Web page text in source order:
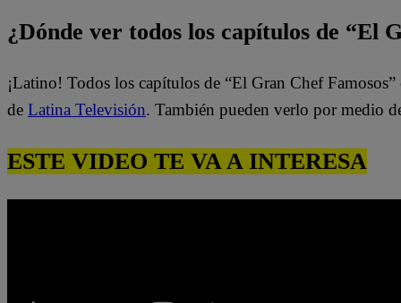
¿Dónde ver todos los capítulos de “El
¡Latino! Todos los capítulos de “El Gran Chef
de Latina Televisión. También pueden verlo por medio
ESTE VIDEO TE VA A INTERESA